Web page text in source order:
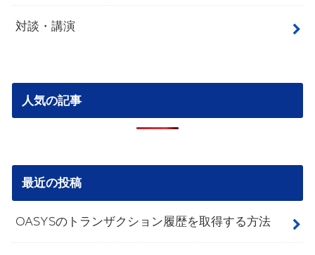
対談・講演
人気の記事
最近の投稿
OASYSのトランザクション履歴を取得する方法